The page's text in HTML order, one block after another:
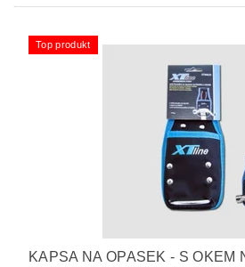
Top produkt
KAPSA NA OPASEK - S OKEM